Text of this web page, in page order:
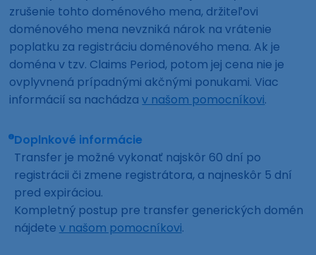
zrušenie tohto doménového mena, držiteľovi
doménového mena nevzniká nárok na vrátenie
poplatku za registráciu doménového mena. Ak je
doména v tzv. Claims Period, potom jej cena nie je
ovplyvnená prípadnými akčnými ponukami. Viac
informácií sa nachádzav našom pomocníkovi.
Doplnkové informácie
Transfer je možné vykonať najskôr 60 dní po
registrácii či zmene registrátora, a najneskôr 5 dní
pred expiráciou.
Kompletný postup pre transfer generických domén
nájdete v našom pomocníkovi.